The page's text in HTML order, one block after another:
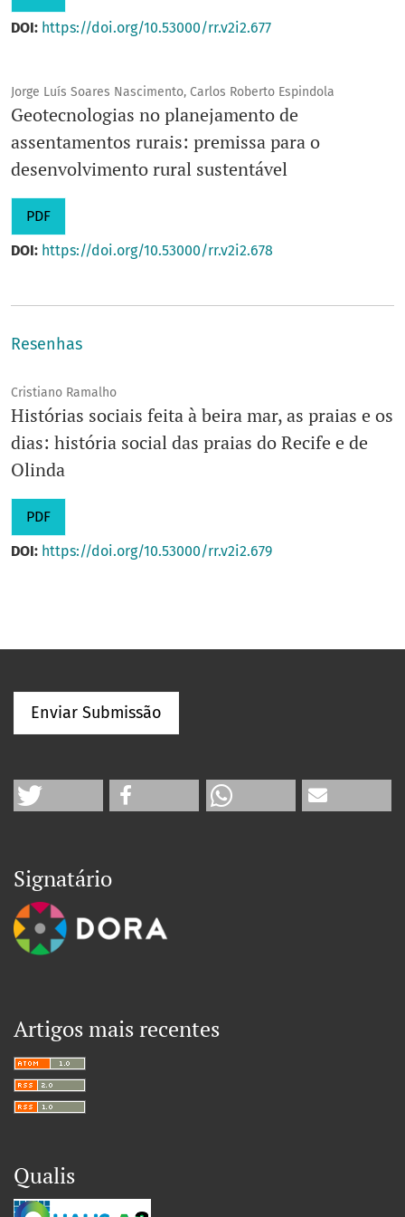
DOI: https://doi.org/10.53000/rr.v2i2.677
Jorge Luís Soares Nascimento, Carlos Roberto Espindola
Geotecnologias no planejamento de
assentamentos rurais: premissa para o
desenvolvimento rural sustentável
PDF
DOI: https://doi.org/10.53000/rr.v2i2.678
Resenhas
Cristiano Ramalho
Histórias sociais feita à beira mar, as praias e os
dias: história social das praias do Recife e de
Olinda
PDF
DOI: https://doi.org/10.53000/rr.v2i2.679
Enviar Submissão
Signatário
Artigos mais recentes
Qualis